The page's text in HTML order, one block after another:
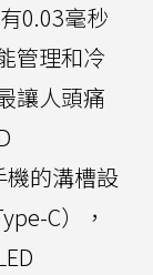
0.03毫秒
管理和冷
讓人頭痛
機的溝槽設
C），